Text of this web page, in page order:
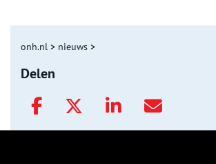
onh.nl > nieuws >
Delen